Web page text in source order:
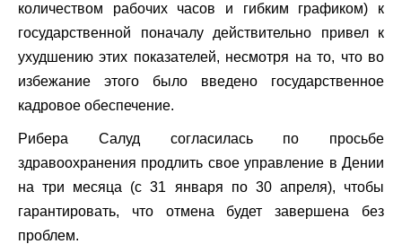
количеством рабочих часов и гибким графиком) к
государственной поначалу действительно привел к
ухудшению этих показателей, несмотря на то, что во
избежание этого было введено государственное
кадровое обеспечение.
Рибера Салуд согласилась по просьбе
здравоохранения продлить свое управление в Дении
на три месяца (с 31 января по 30 апреля), чтобы
гарантировать, что отмена будет завершена без
проблем.